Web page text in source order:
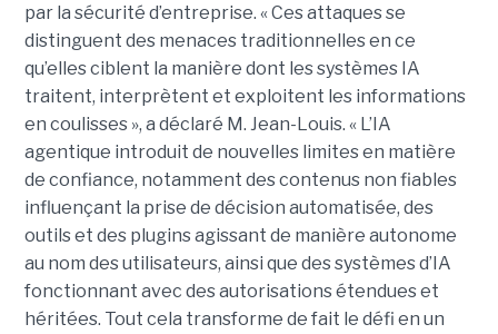
par la sécurité d’entreprise. « Ces attaques se
distinguent des menaces traditionnelles en ce
qu’elles ciblent la manière dont les systèmes IA
traitent, interprètent et exploitent les informations
en coulisses », a déclaré M. Jean-Louis. « L’IA
agentique introduit de nouvelles limites en matière
de confiance, notamment des contenus non fiables
influençant la prise de décision automatisée, des
outils et des plugins agissant de manière autonome
au nom des utilisateurs, ainsi que des systèmes d’IA
fonctionnant avec des autorisations étendues et
héritées. Tout cela transforme de fait le défi en un